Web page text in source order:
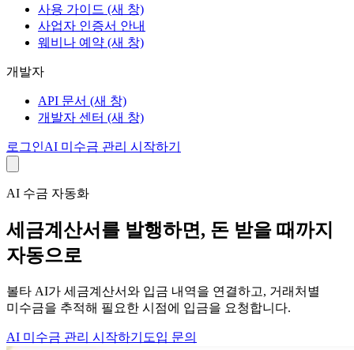
사용 가이드 (새 창)
사업자 인증서 안내
웨비나 예약 (새 창)
개발자
API 문서 (새 창)
개발자 센터 (새 창)
로그인AI 미수금 관리 시작하기
AI 수금 자동화
세금계산서를 발행하면, 돈 받을 때까지
자동으로
볼타 AI가 세금계산서와 입금 내역을 연결하고, 거래처별
미수금을 추적해 필요한 시점에 입금을 요청합니다.
AI 미수금 관리 시작하기 도입 문의